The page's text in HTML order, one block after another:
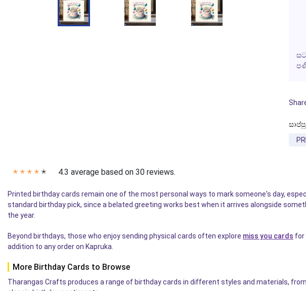
✭ ✭ ✭ ✭ ✭ 4.3 average based on 30 reviews.
Printed birthday cards remain one of the most personal ways to mark someone's day,
standard birthday pick, since a belated greeting works best when it arrives alongside
the year.
Beyond birthdays, those who enjoy sending physical cards often explore miss you cards for
addition to any order on Kapruka.
More Birthday Cards to Browse
Tharangas Crafts produces a range of birthday cards in different styles and materials,